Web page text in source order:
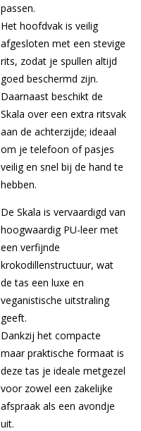
passen.
Het hoofdvak is veilig
afgesloten met een stevige
rits, zodat je spullen altijd
goed beschermd zijn.
Daarnaast beschikt de
Skala over een extra ritsvak
aan de achterzijde; ideaal
om je telefoon of pasjes
veilig en snel bij de hand te
hebben.
De Skala is vervaardigd van
hoogwaardig PU-leer met
een verfijnde
krokodillenstructuur, wat
de tas een luxe en
veganistische uitstraling
geeft.
Dankzij het compacte
maar praktische formaat is
deze tas je ideale metgezel
voor zowel een zakelijke
afspraak als een avondje
uit.